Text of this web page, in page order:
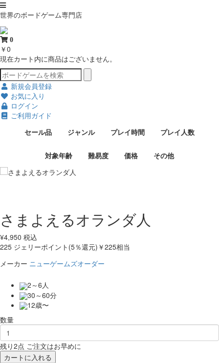
世界のボードゲーム専門店
0
￥0
現在カート内に商品はございません。
新規会員登録
お気に入り
ログイン
ご利用ガイド
セール品
ジャンル プレイ時間 プレイ人数
対象年齢 難易度 価格 その他
さまよえるオランダ人
¥4,950 税込
225 ジェリーポイント(5％還元) ￥225相当
メーカー ニューゲームズオーダー
2～6人
30～60分
12歳〜
数量
残り2点 ご注文はお早めに
カートに入れる